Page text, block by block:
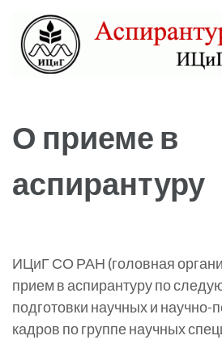
content
(Press
О приеме в
аспирантуру
ИЦиГ СО РАН (головная
прием в аспирантуру по
подготовки научных и научно-
кадров по группе научных